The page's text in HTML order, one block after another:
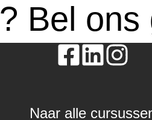
? Bel ons
Naar alle